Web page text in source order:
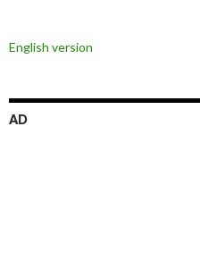
English version
AD